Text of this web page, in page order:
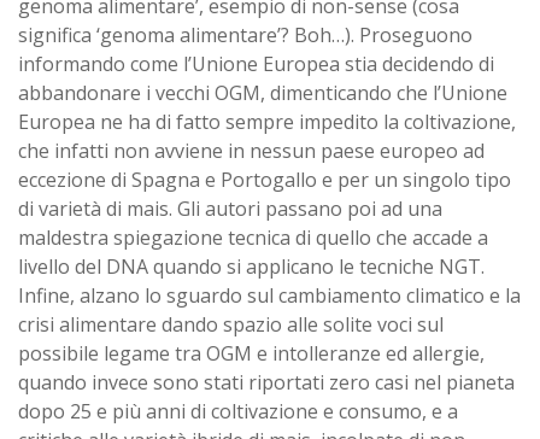
genoma alimentare’, esempio di non-sense (cosa
significa ‘genoma alimentare’? Boh…). Proseguono
informando come l’Unione Europea stia decidendo di
abbandonare i vecchi OGM, dimenticando che l’Unione
Europea ne ha di fatto sempre impedito la coltivazione,
che infatti non avviene in nessun paese europeo ad
eccezione di Spagna e Portogallo e per un singolo tipo
di varietà di mais. Gli autori passano poi ad una
maldestra spiegazione tecnica di quello che accade a
livello del DNA quando si applicano le tecniche NGT.
Infine, alzano lo sguardo sul cambiamento climatico e la
crisi alimentare dando spazio alle solite voci sul
possibile legame tra OGM e intolleranze ed allergie,
quando invece sono stati riportati zero casi nel pianeta
dopo 25 e più anni di coltivazione e consumo, e a